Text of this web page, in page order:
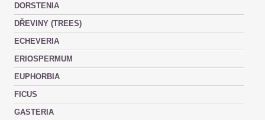
DORSTENIA
DŘEVINY (TREES)
ECHEVERIA
ERIOSPERMUM
EUPHORBIA
FICUS
GASTERIA